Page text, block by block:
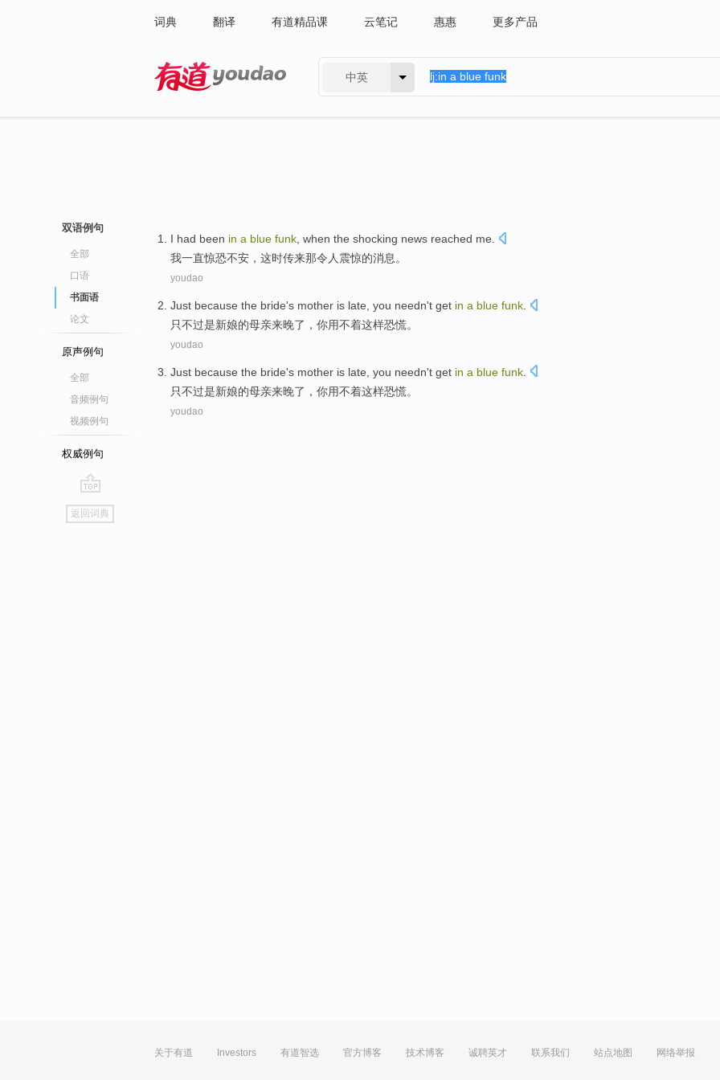
词典 翻译 有道精品课 云笔记 惠惠 更多产品
中英
双语例句
全部
口语
书面语
论文
原声例句
全部
音频例句
视频例句
权威例句
go
top
返回词典
I had been in a blue funk when the shocking news reached me.
我一直惊恐不安， 这时传来那令人震惊的消息。
youdao
Just because the bride's mother is late you needn't get in a blue funk
只不过是新娘的母亲来晚了 ， 你用不着这样恐慌。
youdao
Just because the bride's mother is late you needn't get in a blue funk
只不过是新娘的母亲来晚了 ， 你用不着这样恐慌。
youdao
关于有道 Investors 有道智选 官方博客 技术博客 诚聘英才 联系我们 站点地图 网络举报